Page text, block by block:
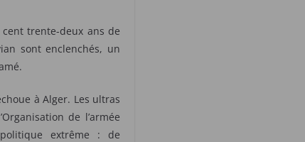
trente-deux ans de
sont enclenchés, un
à Alger. Les ultras
de l’armée
extrême : de